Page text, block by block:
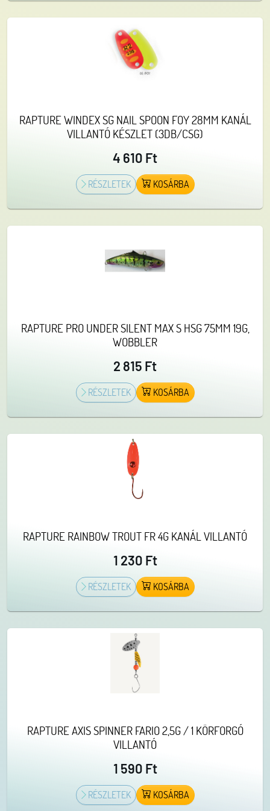
RAPTURE WINDEX SG NAIL SPOON FOY 28MM KANÁL
VILLANTÓ KÉSZLET (3DB/CSG)
4 610 Ft
RÉSZLETEK KOSÁRBA
RAPTURE PRO UNDER SILENT MAX S HSG 75MM 19G,
WOBBLER
2 815 Ft
RÉSZLETEK KOSÁRBA
RAPTURE RAINBOW TROUT FR 4G KANÁL VILLANTÓ
1 230 Ft
RÉSZLETEK KOSÁRBA
RAPTURE AXIS SPINNER FARIO 2,5G / 1 KÖRFORGÓ
VILLANTÓ
1 590 Ft
RÉSZLETEK KOSÁRBA